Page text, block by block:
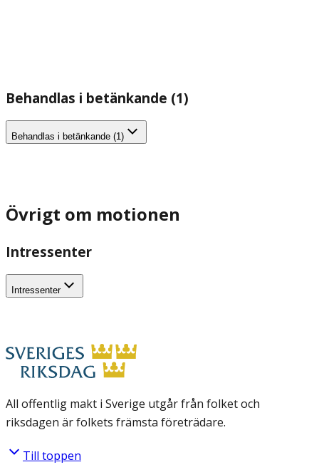
Behandlas i betänkande (1)
Behandlas i betänkande (1)
Övrigt om motionen
Intressenter
Intressenter
All offentlig makt i Sverige utgår från folket och
riksdagen är folkets främsta företrädare.
Till toppen